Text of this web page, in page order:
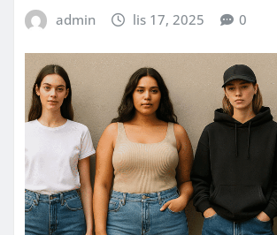
admin lis 17, 2025 0